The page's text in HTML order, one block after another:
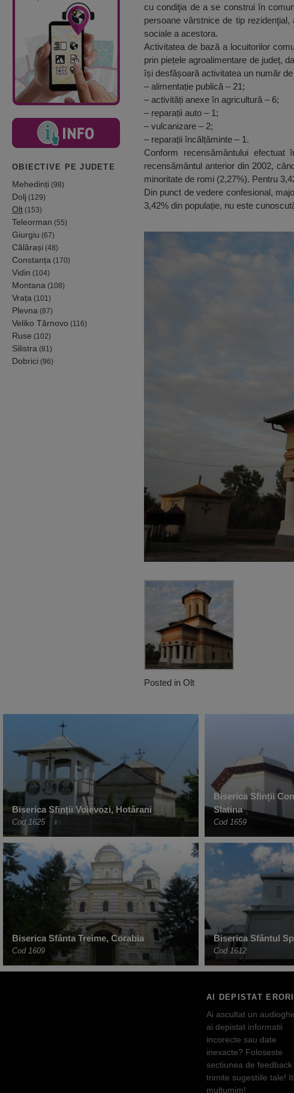
OBIECTIVE PE JUDETE
Mehedinți (98)
Dolj (129)
Olt (153)
Teleorman (55)
Giurgiu (67)
Călărași (48)
Constanța (170)
Vidin (104)
Montana (108)
Vrața (101)
Plevna (87)
Veliko Tărnovo (116)
Ruse (102)
Silistra (81)
Dobrici (96)
cu condiţia de a se construi în
persoane vârstnice de tip
sociale a acestora.
Activitatea de bază a locuitorilor
prin piețele agroalimentare de județ,
își desfășoară activitatea un număr
– alimentație publică – 21;
– activități anexe în agricultură – 6;
– reparații auto – 1;
– vulcanizare – 2;
– reparații încălțăminte – 1.
Conform recensământului
recensământul anterior din 2002,
minoritate de romi (2,27%). Pentru
Din punct de vedere confesional,
3,42% din populație, nu este
Posted in Olt
Biserica Sfinții Voievozi, Hotărani
Cod 1625
Biserica Sfinții
Slatina
Cod 1659
Biserica Sfânta Treime, Corabia
Cod 1609
Biserica Sfântul
Cod 1612
AI DEPISTAT
Ai ascultat un
ai depistat informatii
incorecte sau date
inexacte? Foloseste
sectiunea de feedback
trimite sugestiile tale! Iti
multumim!